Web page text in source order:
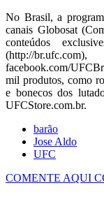
No Brasil, a
canais Globosat
conteúdos
(http://
facebook.com/
mil produtos, como
e bonecos dos
UFCStore.com.br.
barão
Jose Aldo
UFC
COMENTE AQUI